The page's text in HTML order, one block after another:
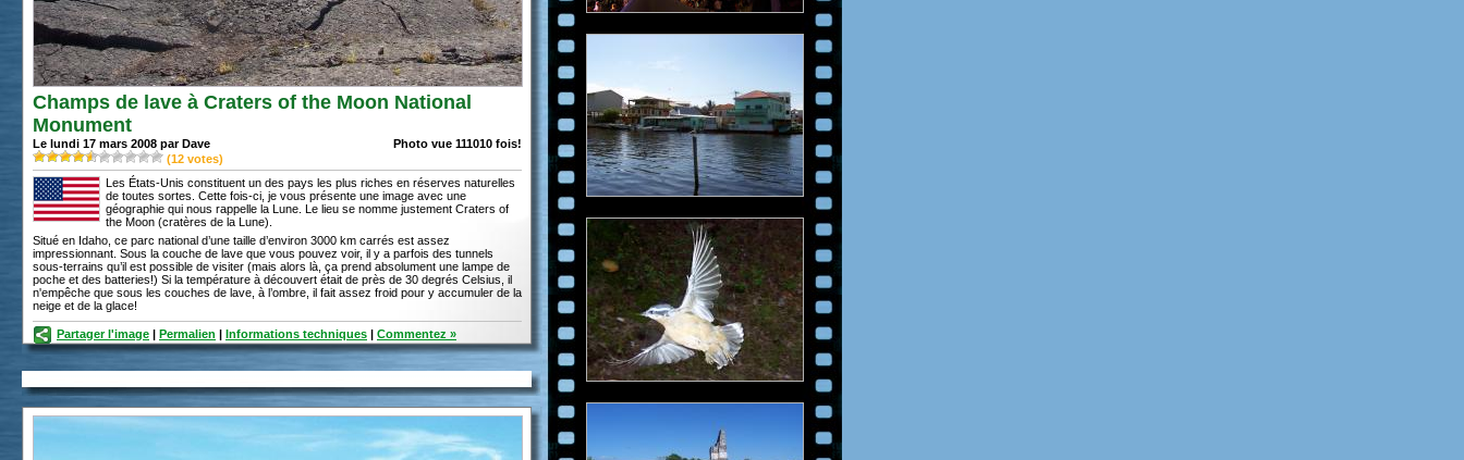
Champs de lave à Craters of the Moon National
Monument
Photo vue 111010 fois!
Le lundi 17 mars 2008 par Dave
(12 votes)
Les États-Unis constituent un des pays les plus riches en réserves naturelles
de toutes sortes. Cette fois-ci, je vous présente une image avec une
géographie qui nous rappelle la Lune. Le lieu se nomme justement Craters of
the Moon (cratères de la Lune).
Situé en Idaho, ce parc national d’une taille d’environ 3000 km carrés est assez
impressionnant. Sous la couche de lave que vous pouvez voir, il y a parfois des tunnels
sous-terrains qu’il est possible de visiter (mais alors là, ça prend absolument une lampe de
poche et des batteries!) Si la température à découvert était de près de 30 degrés Celsius, il
n'empêche que sous les couches de lave, à l’ombre, il fait assez froid pour y accumuler de la
neige et de la glace!
Partager l'image | Permalien | Informations techniques | Commentez »